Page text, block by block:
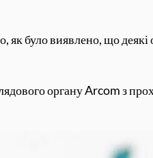
було виявлено, що деякі
органу Arcom з